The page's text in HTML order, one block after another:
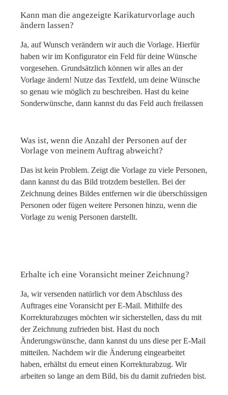
Kann man die angezeigte Karikaturvorlage auch
ändern lassen?
Ja, auf Wunsch verändern wir auch die Vorlage. Hierfür
haben wir im Konfigurator ein Feld für deine Wünsche
vorgesehen. Grundsätzlich können wir alles an der
Vorlage ändern! Nutze das Textfeld, um deine Wünsche
so genau wie möglich zu beschreiben. Hast du keine
Sonderwünsche, dann kannst du das Feld auch freilassen
Was ist, wenn die Anzahl der Personen auf der
Vorlage von meinem Auftrag abweicht?
Das ist kein Problem. Zeigt die Vorlage zu viele Personen,
dann kannst du das Bild trotzdem bestellen. Bei der
Zeichnung deines Bildes entfernen wir die überschüssigen
Personen oder fügen weitere Personen hinzu, wenn die
Vorlage zu wenig Personen darstellt.
Erhalte ich eine Voransicht meiner Zeichnung?
Ja, wir versenden natürlich vor dem Abschluss des
Auftrages eine Voransicht per E-Mail. Mithilfe des
Korrekturabzuges möchten wir sicherstellen, dass du mit
der Zeichnung zufrieden bist. Hast du noch
Änderungswünsche, dann kannst du uns diese per E-Mail
mitteilen. Nachdem wir die Änderung eingearbeitet
haben, erhältst du erneut einen Korrekturabzug. Wir
arbeiten so lange an dem Bild, bis du damit zufrieden bist.